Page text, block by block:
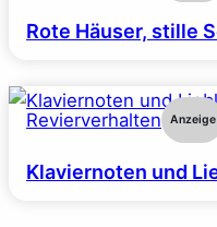
Rote Häuser, stille
Revierverhalten Anzeige
Klaviernoten und